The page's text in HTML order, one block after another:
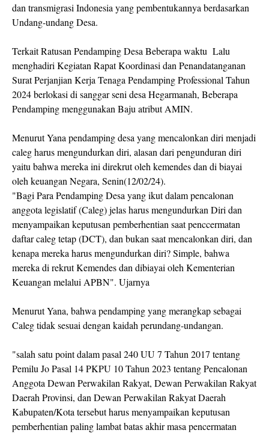
dan transmigrasi Indonesia yang pembentukannya berdasarkan
Undang-undang Desa.
Terkait Ratusan Pendamping Desa Beberapa waktu Lalu
menghadiri Kegiatan Rapat Koordinasi dan Penandatanganan
Surat Perjanjian Kerja Tenaga Pendamping Professional Tahun
2024 berlokasi di sanggar seni desa Hegarmanah, Beberapa
Pendamping menggunakan Baju atribut AMIN.
Menurut Yana pendamping desa yang mencalonkan diri menjadi
caleg harus mengundurkan diri, alasan dari pengunduran diri
yaitu bahwa mereka ini direkrut oleh kemendes dan di biayai
oleh keuangan Negara, Senin(12/02/24).
"Bagi Para Pendamping Desa yang ikut dalam pencalonan
anggota legislatif (Caleg) jelas harus mengundurkan Diri dan
menyampaikan keputusan pemberhentian saat penccermatan
daftar caleg tetap (DCT), dan bukan saat mencalonkan diri, dan
kenapa mereka harus mengundurkan diri? Simple, bahwa
mereka di rekrut Kemendes dan dibiayai oleh Kementerian
Keuangan melalui APBN". Ujarnya
Menurut Yana, bahwa pendamping yang merangkap sebagai
Caleg tidak sesuai dengan kaidah perundang-undangan.
"salah satu point dalam pasal 240 UU 7 Tahun 2017 tentang
Pemilu Jo Pasal 14 PKPU 10 Tahun 2023 tentang Pencalonan
Anggota Dewan Perwakilan Rakyat, Dewan Perwakilan Rakyat
Daerah Provinsi, dan Dewan Perwakilan Rakyat Daerah
Kabupaten/Kota tersebut harus menyampaikan keputusan
pemberhentian paling lambat batas akhir masa pencermatan